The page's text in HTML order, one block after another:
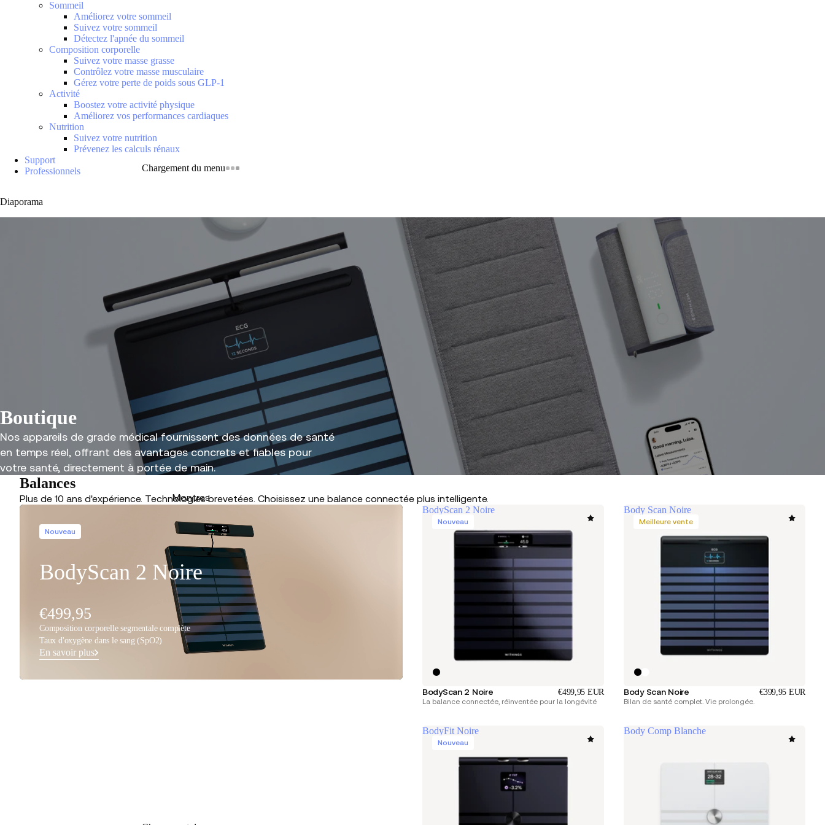
Chargement du menu
Montres
Sommeil
Améliorez votre sommeil
Suivez votre sommeil
Détectez l'apnée du sommeil
Composition corporelle
Suivez votre masse grasse
Contrôlez votre masse musculaire
Gérez votre perte de poids sous GLP-1
Activité
Boostez votre activité physique
Améliorez vos performances cardiaques
Nutrition
Suivez votre nutrition
Prévenez les calculs rénaux
Support
Professionnels
Diaporama
Boutique
Nos appareils de grade médical fournissent des données de santé
en temps réel, offrant des avantages concrets et fiables pour
votre santé, directement à portée de main.
Balances
Plus de 10 ans d'expérience. Technologies brevetées. Choisissez une balance connectée plus intelligente.
Nouveau
BodyScan 2 Noire
€499,95
Composition corporelle segmentale complète
Taux d'oxygène dans le sang (SpO2)
En savoir plus
BodyScan 2 Noire
Nouveau
BodyScan 2 Noire €499,95 EUR
La balance connectée, réinventée pour la longévité
Body Scan Noire
Meilleure vente
Body Scan Noire €399,95 EUR
Bilan de santé complet. Vie prolongée.
BodyFit Noire
Nouveau
Body Comp Blanche